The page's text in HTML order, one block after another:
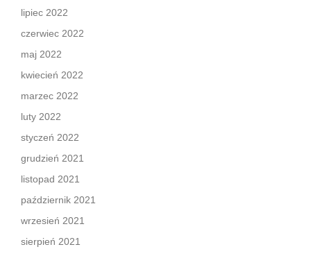
lipiec 2022
czerwiec 2022
maj 2022
kwiecień 2022
marzec 2022
luty 2022
styczeń 2022
grudzień 2021
listopad 2021
październik 2021
wrzesień 2021
sierpień 2021